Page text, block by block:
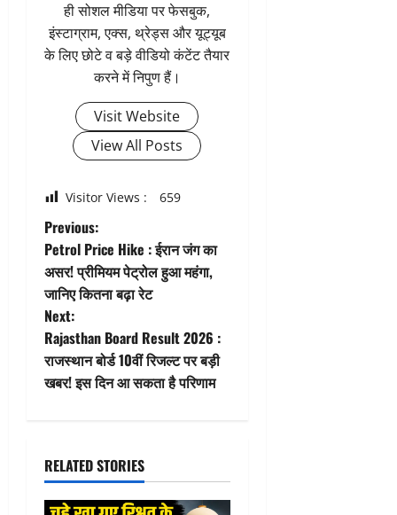
ही सोशल मीडिया पर फेसबुक,
इंस्टाग्राम, एक्स, थ्रेड्स और यूट्यूब
के लिए छोटे व बड़े वीडियो कंटेंट तैयार
करने में निपुण हैं।
Visit Website
View All Posts
Visitor Views : 659
P
o
s
t
n
v
i
Previous:
Petrol Price Hike : ईरान जंग का
असर! प्रीमियम पेट्रोल हुआ महंगा,
जानिए कितना बढ़ा रेट
Next:
Rajasthan Board Result 2026 :
राजस्थान बोर्ड 10वीं रिजल्ट पर बड़ी
खबर! इस दिन आ सकता है परिणाम
RELATED STORIES